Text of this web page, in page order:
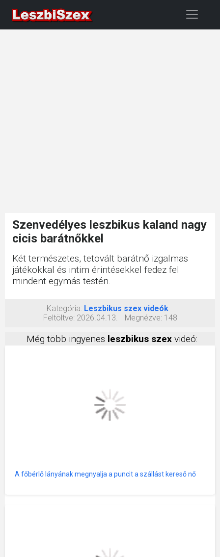
Szenvedélyes leszbikus kaland nagy
cicis barátnőkkel
Két természetes, tetovált barátnő izgalmas
játékokkal és intim érintésekkel fedez fel
mindent egymás testén.
Kategória: Leszbikus szex videók
Feltöltve: 2026.04.13. Megnézve: 148
Még több ingyenes leszbikus szex videó:
A főbérlő lányának megnyalja a puncit a szállást kereső nő